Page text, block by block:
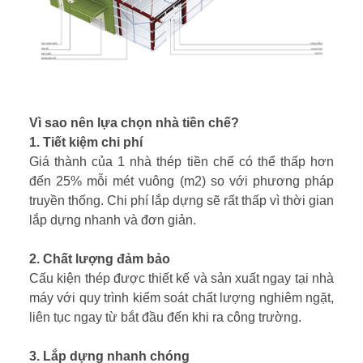
Vì sao nên lựa chọn nhà tiền chế?
1. Tiết kiệm chi phí
Giá thành của 1 nhà thép tiền chế có thể thấp hơn
đến 25% mỗi mét vuông (m2) so với phương pháp
truyền thống. Chi phí lắp dựng sẽ rất thấp vì thời gian
lắp dựng nhanh và đơn giản.
2. Chất lượng đảm bảo
Cấu kiện thép được thiết kế và sản xuất ngay tại nhà
máy với quy trình kiểm soát chất lượng nghiêm ngặt,
liên tục ngay từ bắt đầu đến khi ra công trường.
3. Lắp dựng nhanh chóng